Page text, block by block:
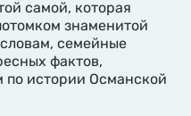
самой, которая
знаменитой
семейные
фактов,
по истории Османской